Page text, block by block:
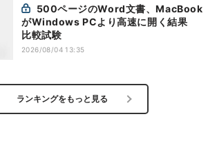
がWindows PCより高速に開く結果
比較試験
2026/08/04 13:35
ランキングをもっと見る